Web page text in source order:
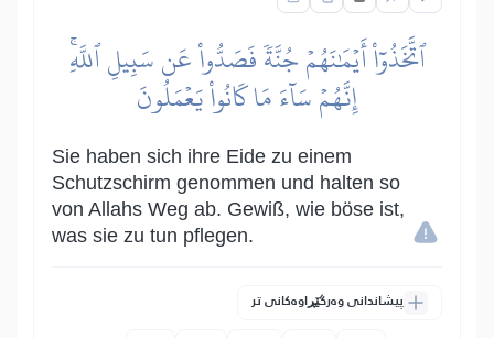
ٱتَّخَذُوٓاْ أَيۡمَٰنَهُمۡ جُنَّةٗ فَصَدُّواْ عَن سَبِيلِ ٱللَّهِۚ
إِنَّهُمۡ سَآءَ مَا كَانُواْ يَعۡمَلُونَ
Sie haben sich ihre Eide zu einem
Schutzschirm genommen und halten so
von Allahs Weg ab. Gewiß, wie böse ist,
was sie zu tun pflegen.
پیشاندانی وەرگێڕاوەکانی تر